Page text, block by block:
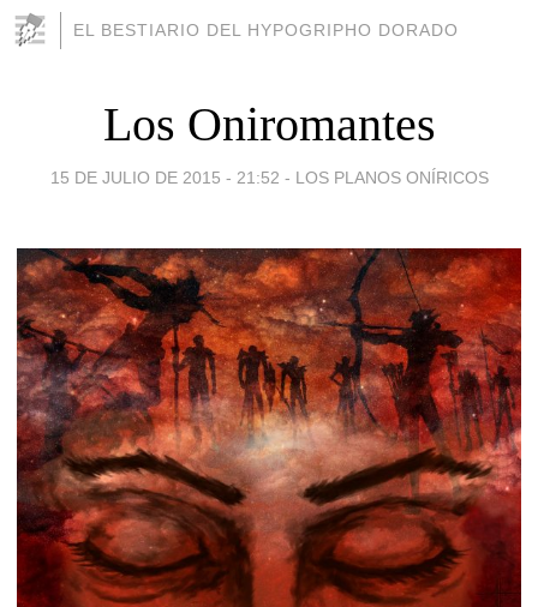
EL BESTIARIO DEL HYPOGRIPHO DORADO
Los Oniromantes
15 DE JULIO DE 2015 - 21:52 - LOS PLANOS ONÍRICOS